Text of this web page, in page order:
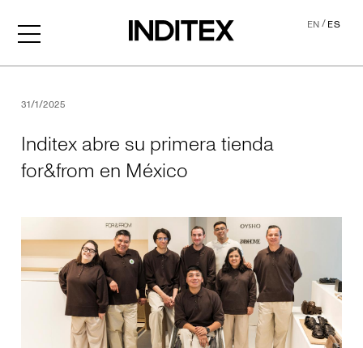
EN/ES
31/1/2025
Inditex abre su primera tienda
for&from en México